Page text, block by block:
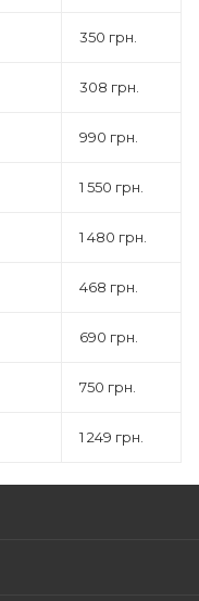
350 грн.
308 грн.
990 грн.
1 550 грн.
1 480 грн.
468 грн.
690 грн.
750 грн.
1 249 грн.